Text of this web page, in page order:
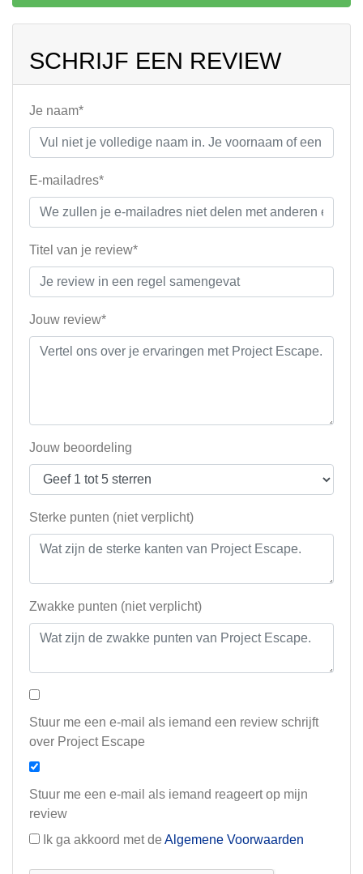
SCHRIJF EEN REVIEW
Je naam*
E-mailadres*
Titel van je review*
Jouw review*
Jouw beoordeling
Sterke punten (niet verplicht)
Zwakke punten (niet verplicht)
Stuur me een e-mail als iemand een review schrijft
over Project Escape
Stuur me een e-mail als iemand reageert op mijn
review
Ik ga akkoord met de Algemene Voorwaarden